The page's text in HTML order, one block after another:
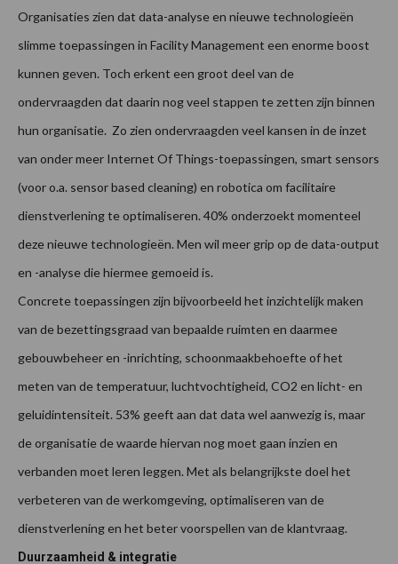
Organisaties zien dat data-analyse en nieuwe technologieën
slimme toepassingen in Facility Management een enorme boost
kunnen geven. Toch erkent een groot deel van de
ondervraagden dat daarin nog veel stappen te zetten zijn binnen
hun organisatie. Zo zien ondervraagden veel kansen in de inzet
van onder meer Internet Of Things-toepassingen, smart sensors
(voor o.a. sensor based cleaning) en robotica om facilitaire
dienstverlening te optimaliseren. 40% onderzoekt momenteel
deze nieuwe technologieën. Men wil meer grip op de data-output
en -analyse die hiermee gemoeid is.
Concrete toepassingen zijn bijvoorbeeld het inzichtelijk maken
van de bezettingsgraad van bepaalde ruimten en daarmee
gebouwbeheer en -inrichting, schoonmaakbehoefte of het
meten van de temperatuur, luchtvochtigheid, CO2 en licht- en
geluidintensiteit. 53% geeft aan dat data wel aanwezig is, maar
de organisatie de waarde hiervan nog moet gaan inzien en
verbanden moet leren leggen. Met als belangrijkste doel het
verbeteren van de werkomgeving, optimaliseren van de
dienstverlening en het beter voorspellen van de klantvraag.
Duurzaamheid & integratie